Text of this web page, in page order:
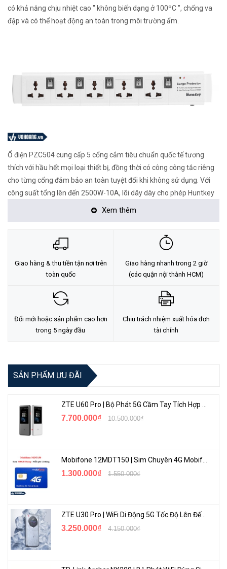
có khả năng chịu nhiệt cao " không biến dạng ở 100ºC ", chống va
đập và có thể hoạt động an toàn trong môi trường ẩm.
Ổ điện PZC504 cung cấp 5 cổng cắm tiêu chuẩn quốc tế tương
thích với hầu hết mọi loại thiết bị, đồng thời có công công tắc riêng
cho từng cổng đảm bảo an toàn tuyệt đối khi không sử dụng. Với
công suất tổng lên đến 2500W-10A, lõi dây dày cho phép Huntkey
PZC504 có thể cân được mọi loại thiết bị.
- Công tắc nguồn độc lập cho từng cổng
- Bảo vệ chống sét lan truyền
- Bảo vệ quá tải
- Công suất MAX2500W-MAX10A, 250V
<Hotline: 0828.011.011 - (028)7300.2021 - VoHoang.vn>
Xem thêm
Giao hàng & thu tiền tận nơi trên
toàn quốc
Giao hàng nhanh trong 2 giờ
(các quận nội thành HCM)
Đổi mới hoặc sản phẩm cao hơn
trong 5 ngày đầu
Chịu trách nhiệm xuất hóa đơn
tài chính
SẢN PHẨM ƯU ĐÃI
ZTE U60 Pro | Bộ Phát 5G Cầm Tay Tích Hợp Công Nghệ WiFi 7, Pin 10000mAh
7.700.000₫ 10.500.000₫
1.300.000₫ 1.550.000₫
ZTE U30 Pro | WiFi Di Động 5G Tốc Độ Lên Đến 500Mbps, Màn Hình Cảm Ứng
3.250.000₫ 4.150.000₫